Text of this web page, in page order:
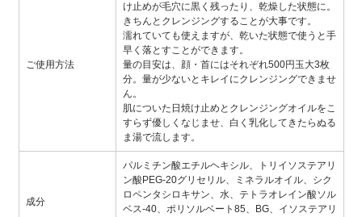
ご使用方法
け止めが毛穴に黒く残ったり、乾燥した状態に。
きちんとクレンジングすることが大事です。
濡れていても使えますが、乾いた状態で使うと手
早く落とすことができます。
量の目安は、顔・首にはそれぞれ500円玉大3枚
分。量が少ないとキレイにクレンジングできませ
ん。
肌についた日焼け止めとクレンジングオイルをこ
すらず優しくなじませ、白く乳化してきたらぬる
ま湯で流します。
成分
パルミチン酸エチルヘキシル、トリイソステアリ
ン酸PEG-20グリセリル、ミネラルオイル、シク
ロペンタシロキサン、水、テトラオレイン酸ソル
ベス-40、ポリソルベート85、BG、イソステアリ